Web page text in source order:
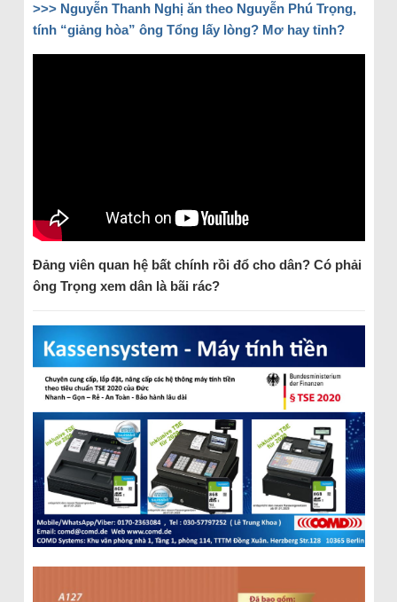
>>> Nguyễn Thanh Nghị ăn theo Nguyễn Phú Trọng,
tính “giảng hòa” ông Tổng lấy lòng? Mơ hay tỉnh?
Đảng viên quan hệ bất chính rồi đổ cho dân? Có phải
ông Trọng xem dân là bãi rác?